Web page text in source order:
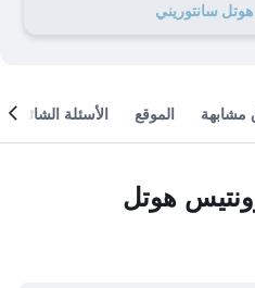
مشابهة الموقع الأسئلة الشائعة
هوتل